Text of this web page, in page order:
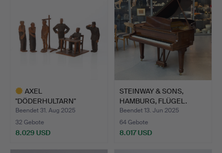
AXEL
"DÖDERHULTARN"
PETERSSON.
Skulptureng…
Beendet 31. Aug 2025
32 Gebote
8.029 USD
STEINWAY & SONS,
HAMBURG, FLÜGEL.
Mahagoni…
Beendet 13. Jun 2025
64 Gebote
8.017 USD